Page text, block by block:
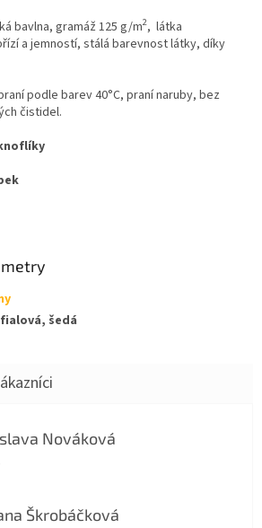
bavlna, gramáž 125 g/m2, látka
a jemností, stálá barevnost látky, díky
podle barev 40°C, praní naruby, bez
čistidel.
šedá
Nováková
obchodu je 5 z 5 hvězdiček.
Škrobáčková